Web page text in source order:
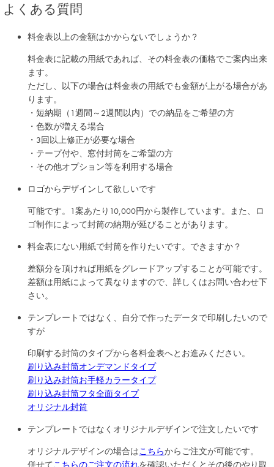
よくある質問
料金表以上の金額はかからないでしょうか？
料金表に記載の用紙であれば、その料金表の価格でご案内出来
ます。
ただし、以下の場合は料金表の用紙でも金額が上がる場合があ
ります。
・短納期（1週間～2週間以内）での納品をご希望の方
・色数が増える場合
・3回以上修正が必要な場合
・テープ付や、窓付封筒をご希望の方
・その他オプション等を利用する場合
ロゴからデザインして欲しいです
可能です。1案あたり10,000円から製作しています。また、ロ
ゴ制作によって封筒の納期が延びることがあります。
料金表にない用紙で封筒を作りたいです。できますか？
差額分を頂ければ用紙をグレードアップすることが可能です。
差額は用紙によって異なりますので、詳しくはお問い合わせ下
さい。
テンプレートではなく、自分で作ったデータで印刷したいので
すが
印刷する封筒のタイプから各料金表へとお進みください。
刷り込み封筒オンデマンドタイプ
刷り込み封筒お手軽カラータイプ
刷り込み封筒フタ全面タイプ
オリジナル封筒
テンプレートではなくオリジナルデザインで注文したいです
オリジナルデザインの場合はこちらからご注文が可能です。
併せて こちらのご注文の流れを確認いただくとその後のやり取